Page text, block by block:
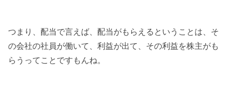
つまり、配当で言えば、配当がもらえるということは、そ
の会社の社員が働いて、利益が出て、その利益を株主がも
らうってことですもんね。